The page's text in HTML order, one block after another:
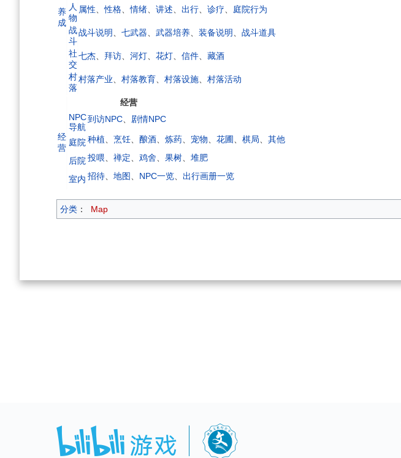
养
成
人
物
属性 、性格 、情绪 讲述 出行 诊疗 庭院行为
战
斗
战斗说明 七武器 武器培养 装备说明 战斗道具
社
交
七杰 拜访 河灯 花灯 信件 藏酒
村
落
村落产业 村落教育 村落设施 村落活动
经
营
经营
NPC
导航
到访NPC 剧情NPC
庭院 种植 烹饪 酿酒 炼药 宠物 花圃 棋局 其他
后院 投喂 禅定 鸡舍 果树 堆肥
室内 招待 地图 NPC一览 出行画册一览
分类 ： Map